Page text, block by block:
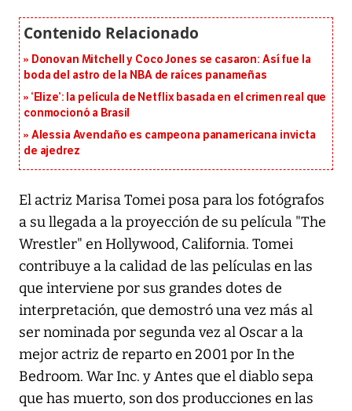
Donovan Mitchell y Coco Jones se casaron: Así fue la
boda del astro de la NBA de raíces panameñas
‘Elize’: la película de Netflix basada en el crimen real que
conmocionó a Brasil
Alessia Avendaño es campeona panamericana invicta
de ajedrez
El actriz Marisa Tomei posa para los fotógrafos
a su llegada a la proyección de su película "The
Wrestler" en Hollywood, California. Tomei
contribuye a la calidad de las películas en las
que interviene por sus grandes dotes de
interpretación, que demostró una vez más al
ser nominada por segunda vez al Oscar a la
mejor actriz de reparto en 2001 por In the
Bedroom. War Inc. y Antes que el diablo sepa
que has muerto, son dos producciones en las